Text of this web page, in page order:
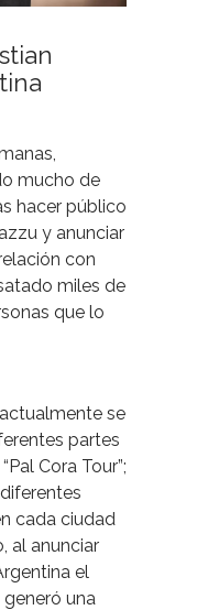
mucho de
hacer público
y anunciar
con
miles de
que lo
se
partes
Cora Tour”;
cada ciudad
al anunciar
el
una